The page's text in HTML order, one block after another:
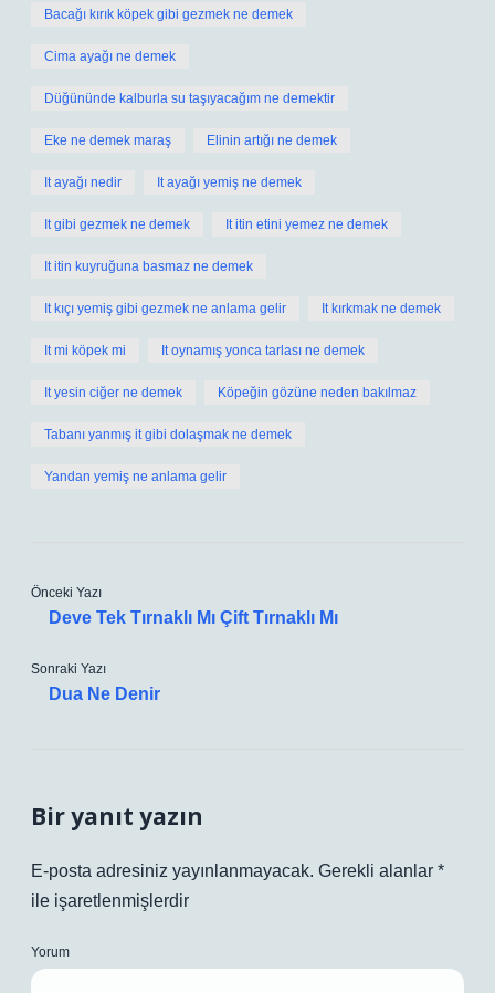
Bacağı kırık köpek gibi gezmek ne demek
Cima ayağı ne demek
Düğününde kalburla su taşıyacağım ne demektir
Eke ne demek maraş Elinin artığı ne demek
It ayağı nedir It ayağı yemiş ne demek
It gibi gezmek ne demek It itin etini yemez ne demek
It itin kuyruğuna basmaz ne demek
It kıçı yemiş gibi gezmek ne anlama gelir It kırkmak ne demek
It mi köpek mi It oynamış yonca tarlası ne demek
It yesin ciğer ne demek Köpeğin gözüne neden bakılmaz
Tabanı yanmış it gibi dolaşmak ne demek
Yandan yemiş ne anlama gelir
Önceki Yazı
Deve Tek Tırnaklı Mı Çift Tırnaklı Mı
Sonraki Yazı
Dua Ne Denir
Bir yanıt yazın
E-posta adresiniz yayınlanmayacak. Gerekli alanlar *
ile işaretlenmişlerdir
Yorum